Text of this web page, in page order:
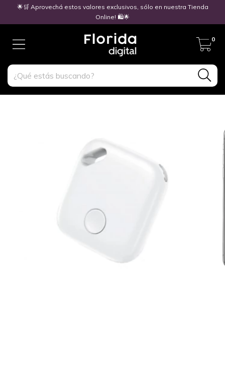
🌟🛒 Aprovechá estos valores exclusivos, sólo en nuestra Tienda
Online! 🛍️🌟
0